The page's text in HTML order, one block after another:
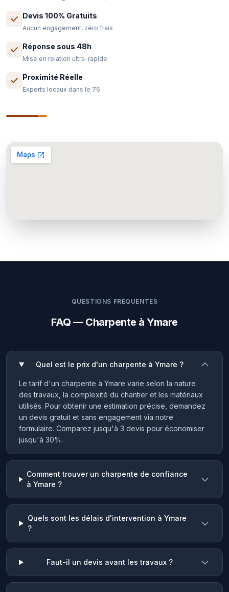
Devis 100% Gratuits
Aucun engagement, zéro frais
Réponse sous 48h
Mise en relation ultra-rapide
Proximité Réelle
Experts locaux dans le 76
QUESTIONS FRÉQUENTES
FAQ — Charpente à Ymare
Quel est le prix d'un charpente à Ymare ?
Le tarif d'un charpente à Ymare varie selon la nature
des travaux, la complexité du chantier et les matériaux
utilisés. Pour obtenir une estimation précise, demandez
un devis gratuit et sans engagement via notre
formulaire. Comparez jusqu'à 3 devis pour économiser
jusqu'à 30%.
Comment trouver un charpente de confiance
à Ymare ?
Quels sont les délais d'intervention à Ymare
?
Faut-il un devis avant les travaux ?